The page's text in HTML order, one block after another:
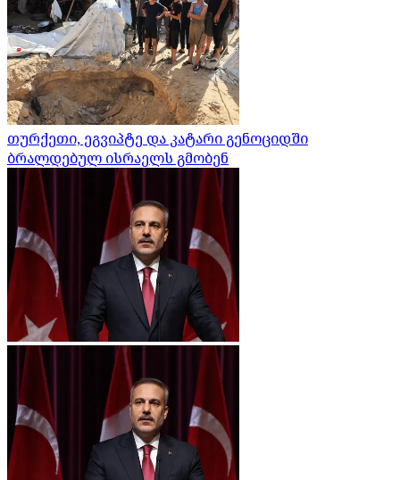
თურქეთი, ეგვიპტე და კატარი გენოციდში
ბრალდებულ ისრაელს გმობენ